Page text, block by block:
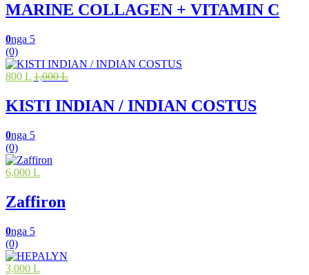
MARINE COLLAGEN + VITAMIN C
0nga 5
(0)
800 L 1,000 L
KISTI INDIAN / INDIAN COSTUS
0nga 5
(0)
6,000 L
Zaffiron
0nga 5
(0)
3,000 L